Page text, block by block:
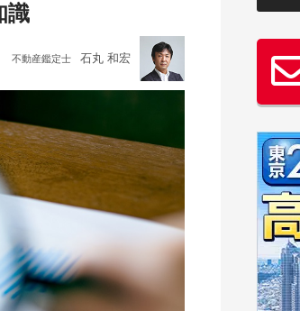
識
不動産鑑定士 石丸 和宏